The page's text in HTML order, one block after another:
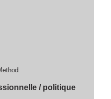
/ politique